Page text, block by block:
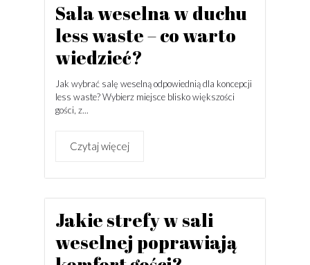
Sala weselna w duchu
less waste – co warto
wiedzieć?
Jak wybrać salę weselną odpowiednią dla koncepcji
less waste? Wybierz miejsce blisko większości
gości, z...
Czytaj więcej
Jakie strefy w sali
weselnej poprawiają